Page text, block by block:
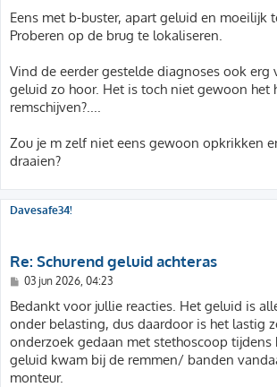
r
i
c
Eens met b-buster, apart geluid en moeilijk
Proberen op de brug te lokaliseren.
Vind de eerder gestelde diagnoses ook erg
geluid zo hoor. Het is toch niet gewoon het
remschijven?....
Zou je m zelf niet eens gewoon opkrikken
draaien?
Davesafe34!
Re: Schurend geluid achteras
B
r
i
c
h
t
03 jun 2026, 04:23
Bedankt voor jullie reacties. Het geluid is
onder belasting, dus daardoor is het lastig
onderzoek gedaan met stethoscoop tijdens
geluid kwam bij de remmen/ banden
monteur.